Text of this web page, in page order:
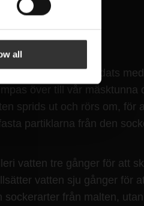
all
som har blandats med
över till vår mäsktunna
sprids ut och rörs om, för
partiklarna från den
vatten tre gånger för att
vatten sju gånger för
sockerarter från malten,